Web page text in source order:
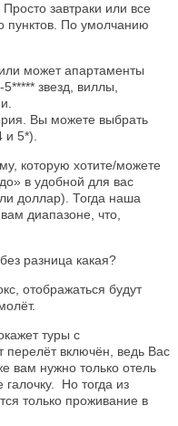
завтраки или все
пунктов. По умолчанию
может апартаменты
звезд, виллы,
Вы можете выбрать
и 5*).
которую хотите/можете
в удобной для вас
доллар). Тогда наша
диапазоне, что,
разница какая?
отображаться будут
туры с
включён, ведь Вас
вам нужно только отель
Но тогда из
только проживание в